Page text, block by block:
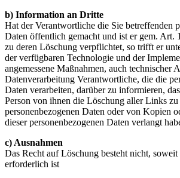
b) Information an Dritte
Hat der Verantwortliche die Sie betreffenden
Daten öffentlich gemacht und ist er gem. Art.
zu deren Löschung verpflichtet, so trifft er
der verfügbaren Technologie und der
angemessene Maßnahmen, auch technischer
Datenverarbeitung Verantwortliche, die die
Daten verarbeiten, darüber zu informieren,
Person von ihnen die Löschung aller Links zu
personenbezogenen Daten oder von Kopien
dieser personenbezogenen Daten verlangt
c) Ausnahmen
Das Recht auf Löschung besteht nicht,
erforderlich ist